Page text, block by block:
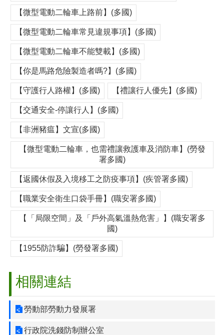
【微型電動二輪車上路前】(多國)
【微型電動二輪車常見違規事項】(多國)
【微型電動二輪車不能雙載】(多國)
【你是馬路危險製造者嗎?】(多國)
【守護行人路權】(多國) 【禮讓行人優先】(多國)
【交通安全-停讓行人】(多國)
【非洲豬瘟】文宣(多國)
【微型電動二輪車，也需禮讓救護車及消防車】(勞發
署多國)
【返國休假及入境移工之防疫事項】(疾管署多國)
【職業安全衛生口袋手冊】(職安署多國)
【「局限空間」及「戶外高氣溫熱危害」】(職安署多
國)
【1955防詐騙】(勞發署多國)
相關連結
勞動部勞動力發展署
行政院洗錢防制辦公室